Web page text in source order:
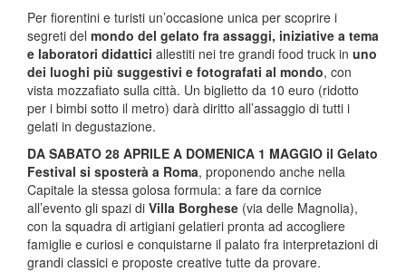
Per fiorentini e turisti un’occasione unica per scoprire i
segreti del mondo del gelato fra assaggi, iniziative a tema
e laboratori didattici allestiti nei tre grandi food truck in uno
dei luoghi più suggestivi e fotografati al mondo, con
vista mozzafiato sulla città. Un biglietto da 10 euro (ridotto
per i bimbi sotto il metro) darà diritto all’assaggio di tutti i
gelati in degustazione.
DA SABATO 28 APRILE A DOMENICA 1 MAGGIO il Gelato
Festival si sposterà a Roma, proponendo anche nella
Capitale la stessa golosa formula: a fare da cornice
all’evento gli spazi di Villa Borghese (via delle Magnolia),
con la squadra di artigiani gelatieri pronta ad accogliere
famiglie e curiosi e conquistarne il palato fra interpretazioni di
grandi classici e proposte creative tutte da provare.